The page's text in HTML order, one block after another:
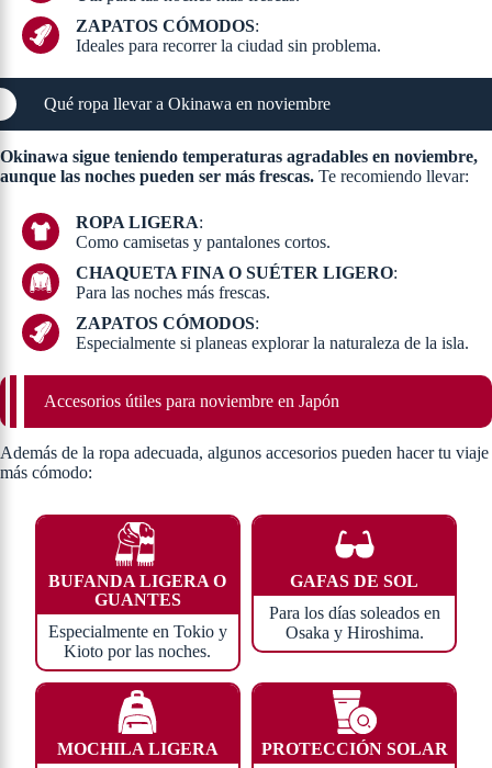
ZAPATOS CÓMODOS:
Ideales para recorrer la ciudad sin problema.
Qué ropa llevar a Okinawa en noviembre
Okinawa sigue teniendo temperaturas agradables en noviembre,
aunque las noches pueden ser más frescas. Te recomiendo llevar:
ROPA LIGERA:
Como camisetas y pantalones cortos.
CHAQUETA FINA O SUÉTER LIGERO:
Para las noches más frescas.
ZAPATOS CÓMODOS:
Especialmente si planeas explorar la naturaleza de la isla.
Accesorios útiles para noviembre en Japón
Además de la ropa adecuada, algunos accesorios pueden hacer tu viaje
más cómodo:
BUFANDA LIGERA O
GUANTES
Especialmente en Tokio y
Kioto por las noches.
GAFAS DE SOL
Para los días soleados en
Osaka y Hiroshima.
MOCHILA LIGERA
PROTECCIÓN SOLAR